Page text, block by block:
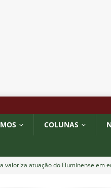
COLUNAS
valoriza atuação do Fluminense em